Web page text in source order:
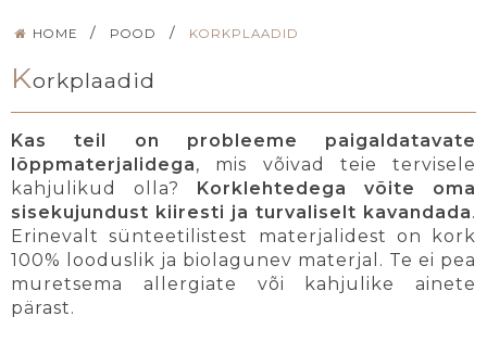
HOME / POOD / KORKPLAADID
Korkplaadid
Kas teil on probleeme paigaldatavate
lõppmaterjalidega, mis võivad teie tervisele
kahjulikud olla?
Korklehtedega
võite oma
sisekujundust kiiresti ja turvaliselt kavandada.
Erinevalt sünteetilistest materjalidest on kork
100% looduslik ja biolagunev materjal. Te ei pea
muretsema allergiate või kahjulike ainete
pärast.